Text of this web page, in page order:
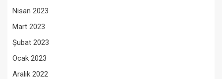
Nisan 2023
Mart 2023
Şubat 2023
Ocak 2023
Aralık 2022